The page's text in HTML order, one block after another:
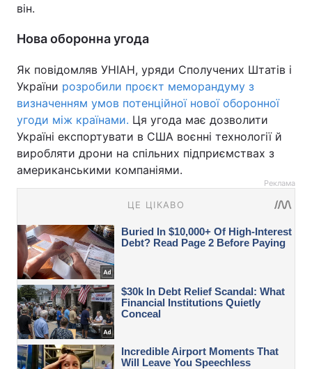
він.
Нова оборонна угода
Як повідомляв УНІАН, уряди Сполучених Штатів і
України розробили проєкт меморандуму з
визначенням умов потенційної нової оборонної
угоди між країнами. Ця угода має дозволити
Україні експортувати в США воєнні технології й
виробляти дрони на спільних підприємствах з
американськими компаніями.
Реклама